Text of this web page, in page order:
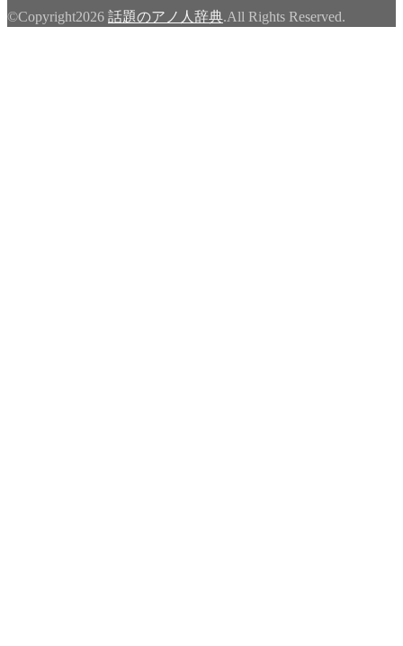
©Copyright2026 話題のアノ人辞典.All Rights Reserved.